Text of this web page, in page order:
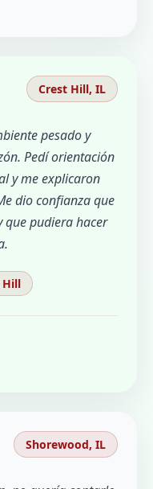
Crest Hill, IL
pesado y
Pedí orientación
y me explicaron
dio confianza que
que pudiera hacer
Hill
Shorewood, IL